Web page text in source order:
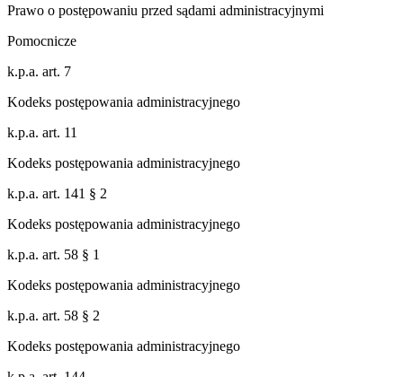
Prawo o postępowaniu przed sądami administracyjnymi
Pomocnicze
k.p.a. art. 7
Kodeks postępowania administracyjnego
k.p.a. art. 11
Kodeks postępowania administracyjnego
k.p.a. art. 141 § 2
Kodeks postępowania administracyjnego
k.p.a. art. 58 § 1
Kodeks postępowania administracyjnego
k.p.a. art. 58 § 2
Kodeks postępowania administracyjnego